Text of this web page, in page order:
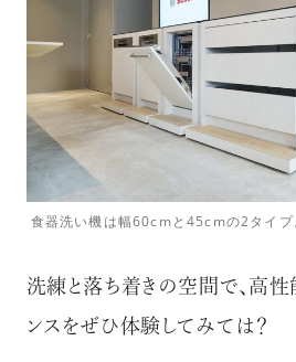
食器洗い機は幅60cmと45cmの2タイ
洗練と落ち着きの空間で、高性
ンスをぜひ体験してみては？